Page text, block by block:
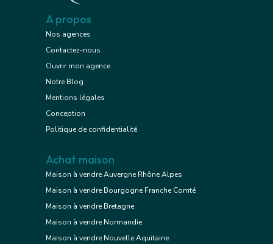
A propos
Nos agences
Contactez-nous
Ouvrir mon agence
Notre Blog
Mentions légales
Conception
Politique de confidentialité
Achat maison
Maison à vendre Auvergne Rhône Alpes
Maison à vendre Bourgogne Franche Comté
Maison à vendre Bretagne
Maison à vendre Normandie
Maison à vendre Nouvelle Aquitaine